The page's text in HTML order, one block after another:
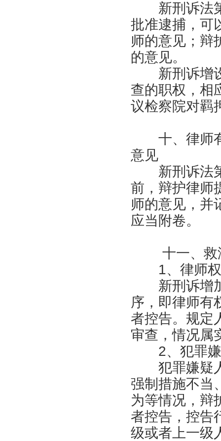
新刑诉法第
批准逮捕，可
师的意见；辩
的意见。
新刑诉增设
查的职权，相
议检察院对羁
十、律师有
意见
新刑诉法第
前，辩护律师
师的意见，并
应当附卷。
十一、救
1、律师权
新刑诉增加
序，即律师有
者控告。规定
审查，情况属
2、犯罪嫌
犯罪嫌疑人
强制措施不当
为等情况，辩
者控告，控告
级或者上一级